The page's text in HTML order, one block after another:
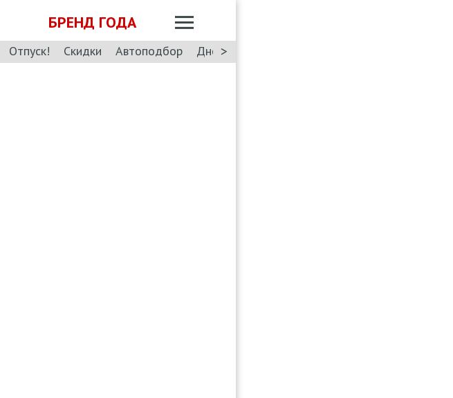
БРЕНД ГОДА
Отпуск! Скидки Автоподбор Дневник: Лада Искра
>